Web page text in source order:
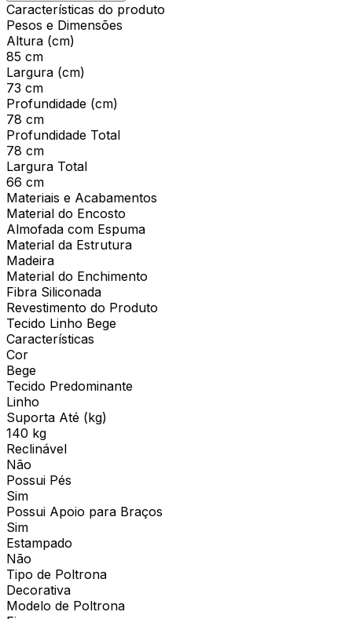
Características do produto
Pesos e Dimensões
Altura (cm)
85 cm
Largura (cm)
73 cm
Profundidade (cm)
78 cm
Profundidade Total
78 cm
Largura Total
66 cm
Materiais e Acabamentos
Material do Encosto
Almofada com Espuma
Material da Estrutura
Madeira
Material do Enchimento
Fibra Siliconada
Revestimento do Produto
Tecido Linho Bege
Características
Cor
Bege
Tecido Predominante
Linho
Suporta Até (kg)
140 kg
Reclinável
Não
Possui Pés
Sim
Possui Apoio para Braços
Sim
Estampado
Não
Tipo de Poltrona
Decorativa
Modelo de Poltrona